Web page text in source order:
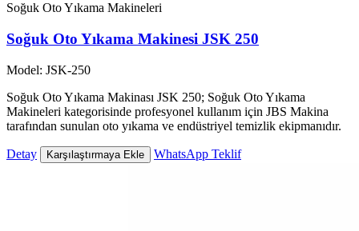
Soğuk Oto Yıkama Makineleri
Soğuk Oto Yıkama Makinesi JSK 250
Model: JSK-250
Soğuk Oto Yıkama Makinası JSK 250; Soğuk Oto Yıkama
Makineleri kategorisinde profesyonel kullanım için JBS Makina
tarafından sunulan oto yıkama ve endüstriyel temizlik ekipmanıdır.
Detay Karşılaştırmaya Ekle WhatsApp Teklif